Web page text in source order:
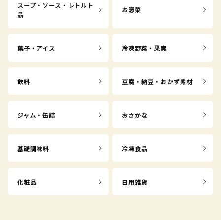
スープ・ソース・レトルト
品
お惣菜
菓子・アイス 冷凍野菜・果実
飲料 豆腐・納豆・おかず素材
ジャム・缶詰 おさかな
基礎調味料 冷凍食品
化粧品 日用雑貨